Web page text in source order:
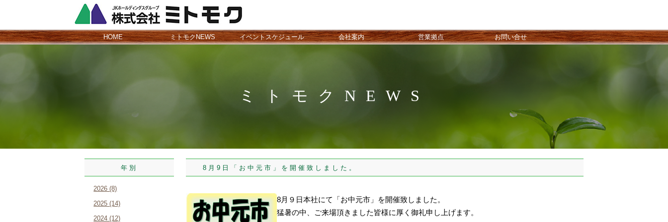
HOME ミトモクNEWS イベントスケジュール 会社案内 営業拠点 お問い合せ
ミトモクNEWS
年別
2026 (8)
2025 (14)
2024 (12)
8月9日「お中元市」を開催致しました。
8月９日本社にて「お中元市」を開催致しました。
猛暑の中、ご来場頂きました皆様に厚く御礼申し上げます。